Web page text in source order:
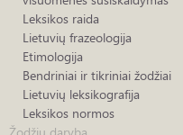
Leksikos raida
Lietuvių frazeologija
Etimologija
Bendriniai ir tikriniai žodžiai
Lietuvių leksikografija
Leksikos normos